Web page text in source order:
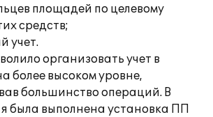
площадей по целевому
средств;
учет.
организовать учет в
более высоком уровне,
большинство операций. В
была выполнена установка ПП